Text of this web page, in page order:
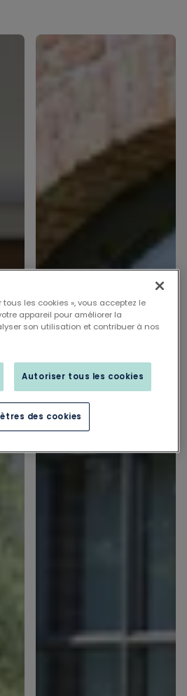
les cookies », vous acceptez le
appareil pour améliorer la
son utilisation et contribuer à nos
Autoriser tous les cookies
des cookies